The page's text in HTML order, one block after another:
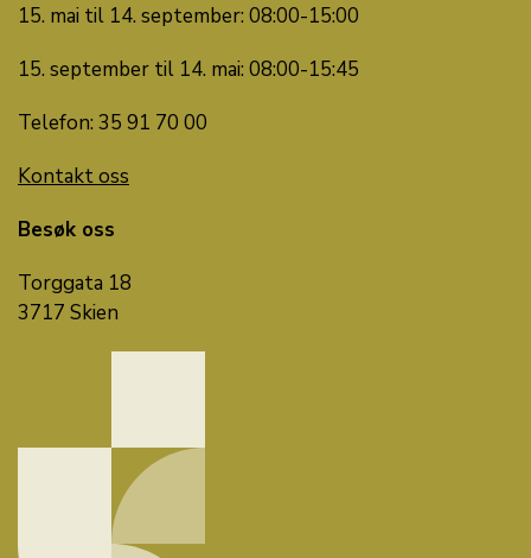
15. mai til 14. september: 08:00-15:00
15. september til 14. mai: 08:00-15:45
Telefon: 35 91 70 00
Kontakt oss
Besøk oss
Torggata 18
3717 Skien